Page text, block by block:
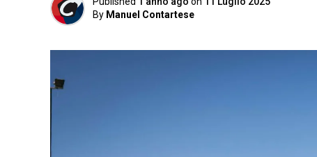
By Manuel Contartese